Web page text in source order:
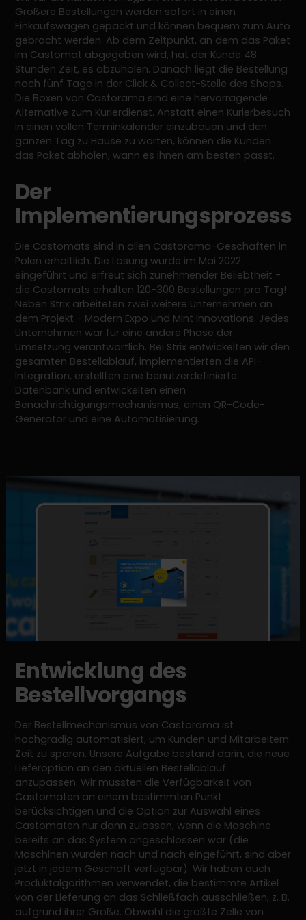
Größere Bestellungen werden sofort in einen
Einkaufswagen gepackt und können bequem zum Auto
gebracht werden. Ab dem Zeitpunkt, an dem das Paket
im Castomat abgegeben wird, hat der Kunde 48
Stunden Zeit, es abzuholen. Danach liegt die Bestellung
noch fünf Tage in der Click & Collect-Stelle des Shops.
Die Boxen von Castorama sind eine hervorragende
Alternative zum Kurierdienst. Anstatt einen Kurierbesuch
in einen vollen Terminkalender einzubauen und den
ganzen Tag zu Hause zu warten, können die Kunden
das Paket abholen, wann es ihnen am besten passt.
Der
Implementierungsprozess
Die Castomats sind in allen Castorama-Geschäften in
Polen erhältlich. Die Lösung wurde im Mai 2022
eingeführt und erfreut sich zunehmender Beliebtheit -
die Castomats erhalten 120-300 Bestellungen pro Tag!
Neben Strix arbeiteten zwei weitere Unternehmen an
dem Projekt - Modern Expo und Mint Innovations. Jedes
Unternehmen war für eine andere Phase der
Umsetzung verantwortlich. Bei Strix entwickelten wir den
gesamten Bestellablauf, implementierten die API-
Integration, erstellten eine benutzerdefinierte
Datenbank und entwickelten einen
Benachrichtigungsmechanismus, einen QR-Code-
Generator und eine Automatisierung.
Entwicklung des
Bestellvorgangs
Der Bestellmechanismus von Castorama ist
hochgradig automatisiert, um Kunden und Mitarbeitern
Zeit zu sparen. Unsere Aufgabe bestand darin, die neue
Lieferoption an den aktuellen Bestellablauf
anzupassen. Wir mussten die Verfügbarkeit von
Castomaten an einem bestimmten Punkt
berücksichtigen und die Option zur Auswahl eines
Castomaten nur dann zulassen, wenn die Maschine
bereits an das System angeschlossen war (die
Maschinen wurden nach und nach eingeführt, sind aber
jetzt in jedem Geschäft verfügbar). Wir haben auch
Produktalgorithmen verwendet, die bestimmte Artikel
von der Lieferung an das Schließfach ausschließen, z. B.
aufgrund ihrer Größe. Obwohl die größte Zelle von